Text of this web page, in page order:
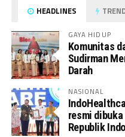
HEADLINES
GAYA HIDUP
Komunitas
Sudirman
Darah
NASIONAL
resmi
Republik